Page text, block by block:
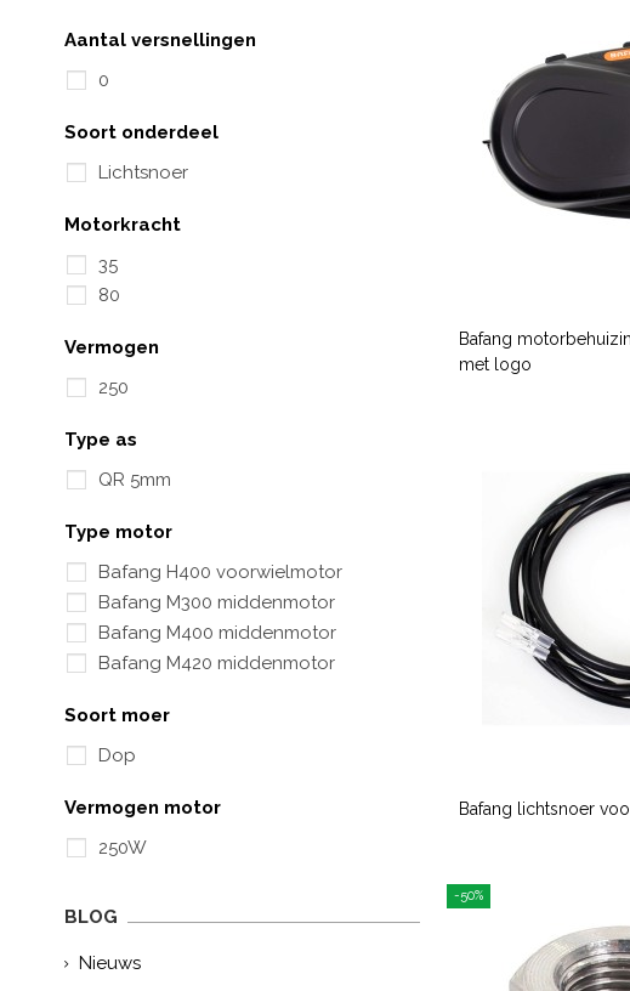
Bafang
met logo
Bafang lichtsnoer
-50%
Aantal versnellingen
0
Soort onderdeel
Lichtsnoer
Motorkracht
35
80
Vermogen
250
Type as
QR 5mm
Type motor
Bafang H400 voorwielmotor
Bafang M300 middenmotor
Bafang M400 middenmotor
Bafang M420 middenmotor
Soort moer
Dop
Vermogen motor
250W
BLOG
Nieuws